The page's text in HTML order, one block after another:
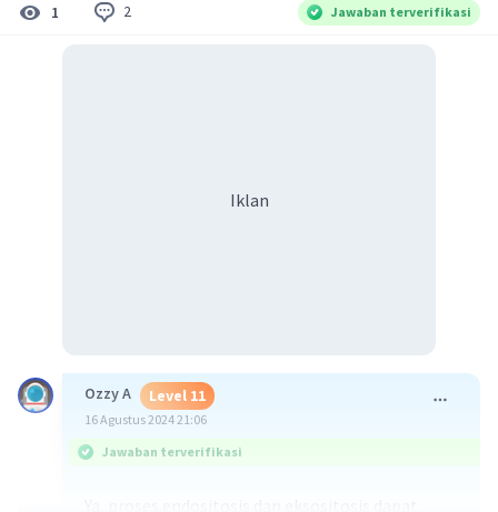
1 2 Jawaban terverifikasi
Iklan
Ozzy A Level 11
16 Agustus 2024 21:06
Jawaban terverifikasi